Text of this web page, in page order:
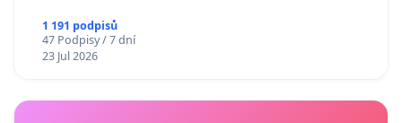
1 191 podpisů
47 Podpisy / 7 dní
23 Jul 2026